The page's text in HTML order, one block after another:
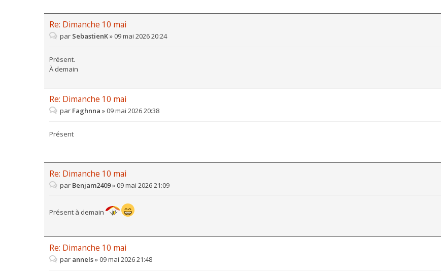
Re: Dimanche 10 mai
par SebastienK» 09 mai 2026 20:24
Présent.
À demain
Re: Dimanche 10 mai
par Faghnna »09 mai 2026 20:38
Présent
Re: Dimanche 10 mai
par Benjam2409» 09 mai 2026 21:09
Présent à demain
Re: Dimanche 10 mai
par annels»09 mai 2026 21:48